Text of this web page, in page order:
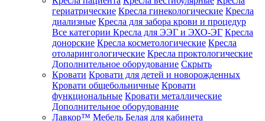
гериатрические Кресла гинекологические Кресла
диализные Кресла для забора крови и процедур
Все категории Кресла для ЭЭГ и ЭХО-ЭГ Кресла
донорские Кресла косметологические Кресла
отоларингологические Кресла проктологические
Дополнительное оборудование Скрыть
Кровати Кровати для детей и новорожденных
Кровати общебольничные Кровати
функциональные Кровати металлические
Дополнительное оборудование
Лавкор™ Мебель Белая для кабинета